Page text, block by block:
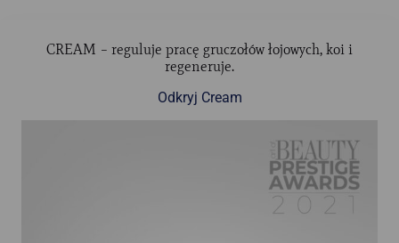
CREAM – reguluje pracę gruczołów łojowych, koi i
regeneruje.
Odkryj Cream